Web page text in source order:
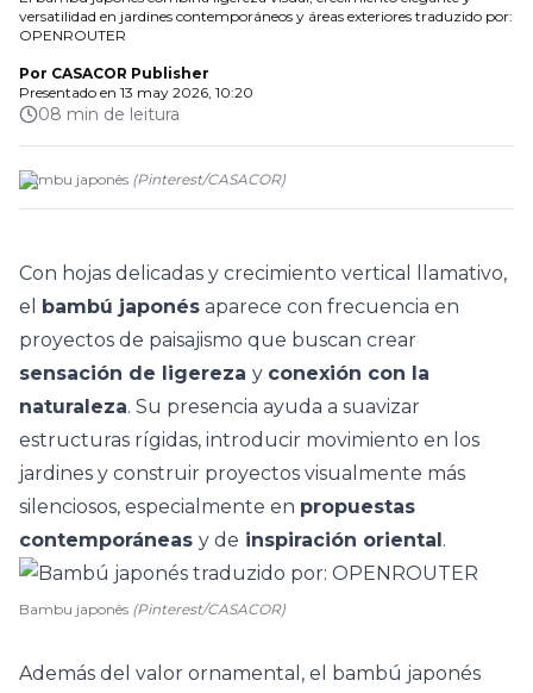
versatilidad en jardines contemporáneos y áreas exteriores traduzido por:
OPENROUTER
Por CASACOR Publisher
Presentado en 13 may 2026, 10:20
08 min de leitura
Bambu japonês (Pinterest/CASACOR)
Con hojas delicadas y crecimiento vertical llamativo,
el bambú japonés aparece con frecuencia en
proyectos de paisajismo que buscan crear
sensación de ligereza y conexión con la
naturaleza. Su presencia ayuda a suavizar
estructuras rígidas, introducir movimiento en los
jardines y construir proyectos visualmente más
silenciosos, especialmente en propuestas
contemporáneas y de inspiración oriental.
Bambu japonês (Pinterest/CASACOR)
Además del valor ornamental, el bambú japonés